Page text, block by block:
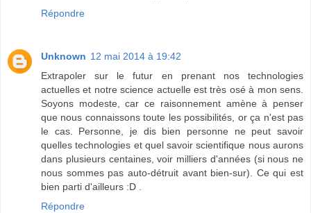
Répondre
Unknown 12 mai 2014 à 19:42
Extrapoler sur le futur en prenant nos technologies
actuelles et notre science actuelle est très osé à mon sens.
Soyons modeste, car ce raisonnement amène à penser
que nous connaissons toute les possibilités, or ça n'est pas
le cas. Personne, je dis bien personne ne peut savoir
quelles technologies et quel savoir scientifique nous aurons
dans plusieurs centaines, voir milliers d'années (si nous ne
nous sommes pas auto-détruit avant bien-sur). Ce qui est
bien parti d'ailleurs :D .
Répondre